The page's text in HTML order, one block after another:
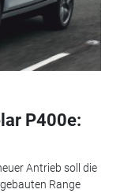
P400e:
Antrieb soll die
Range